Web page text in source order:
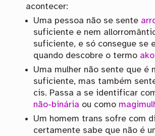
acontecer:
Uma pessoa não se sente
suficiente e nem
suficiente, e só consegue se
quando descobre o termo
Uma mulher não sente que é
suficiente, mas também
cis. Passa a se identificar
não-binária ou como
Um homem trans sofre com
certamente sabe que não é